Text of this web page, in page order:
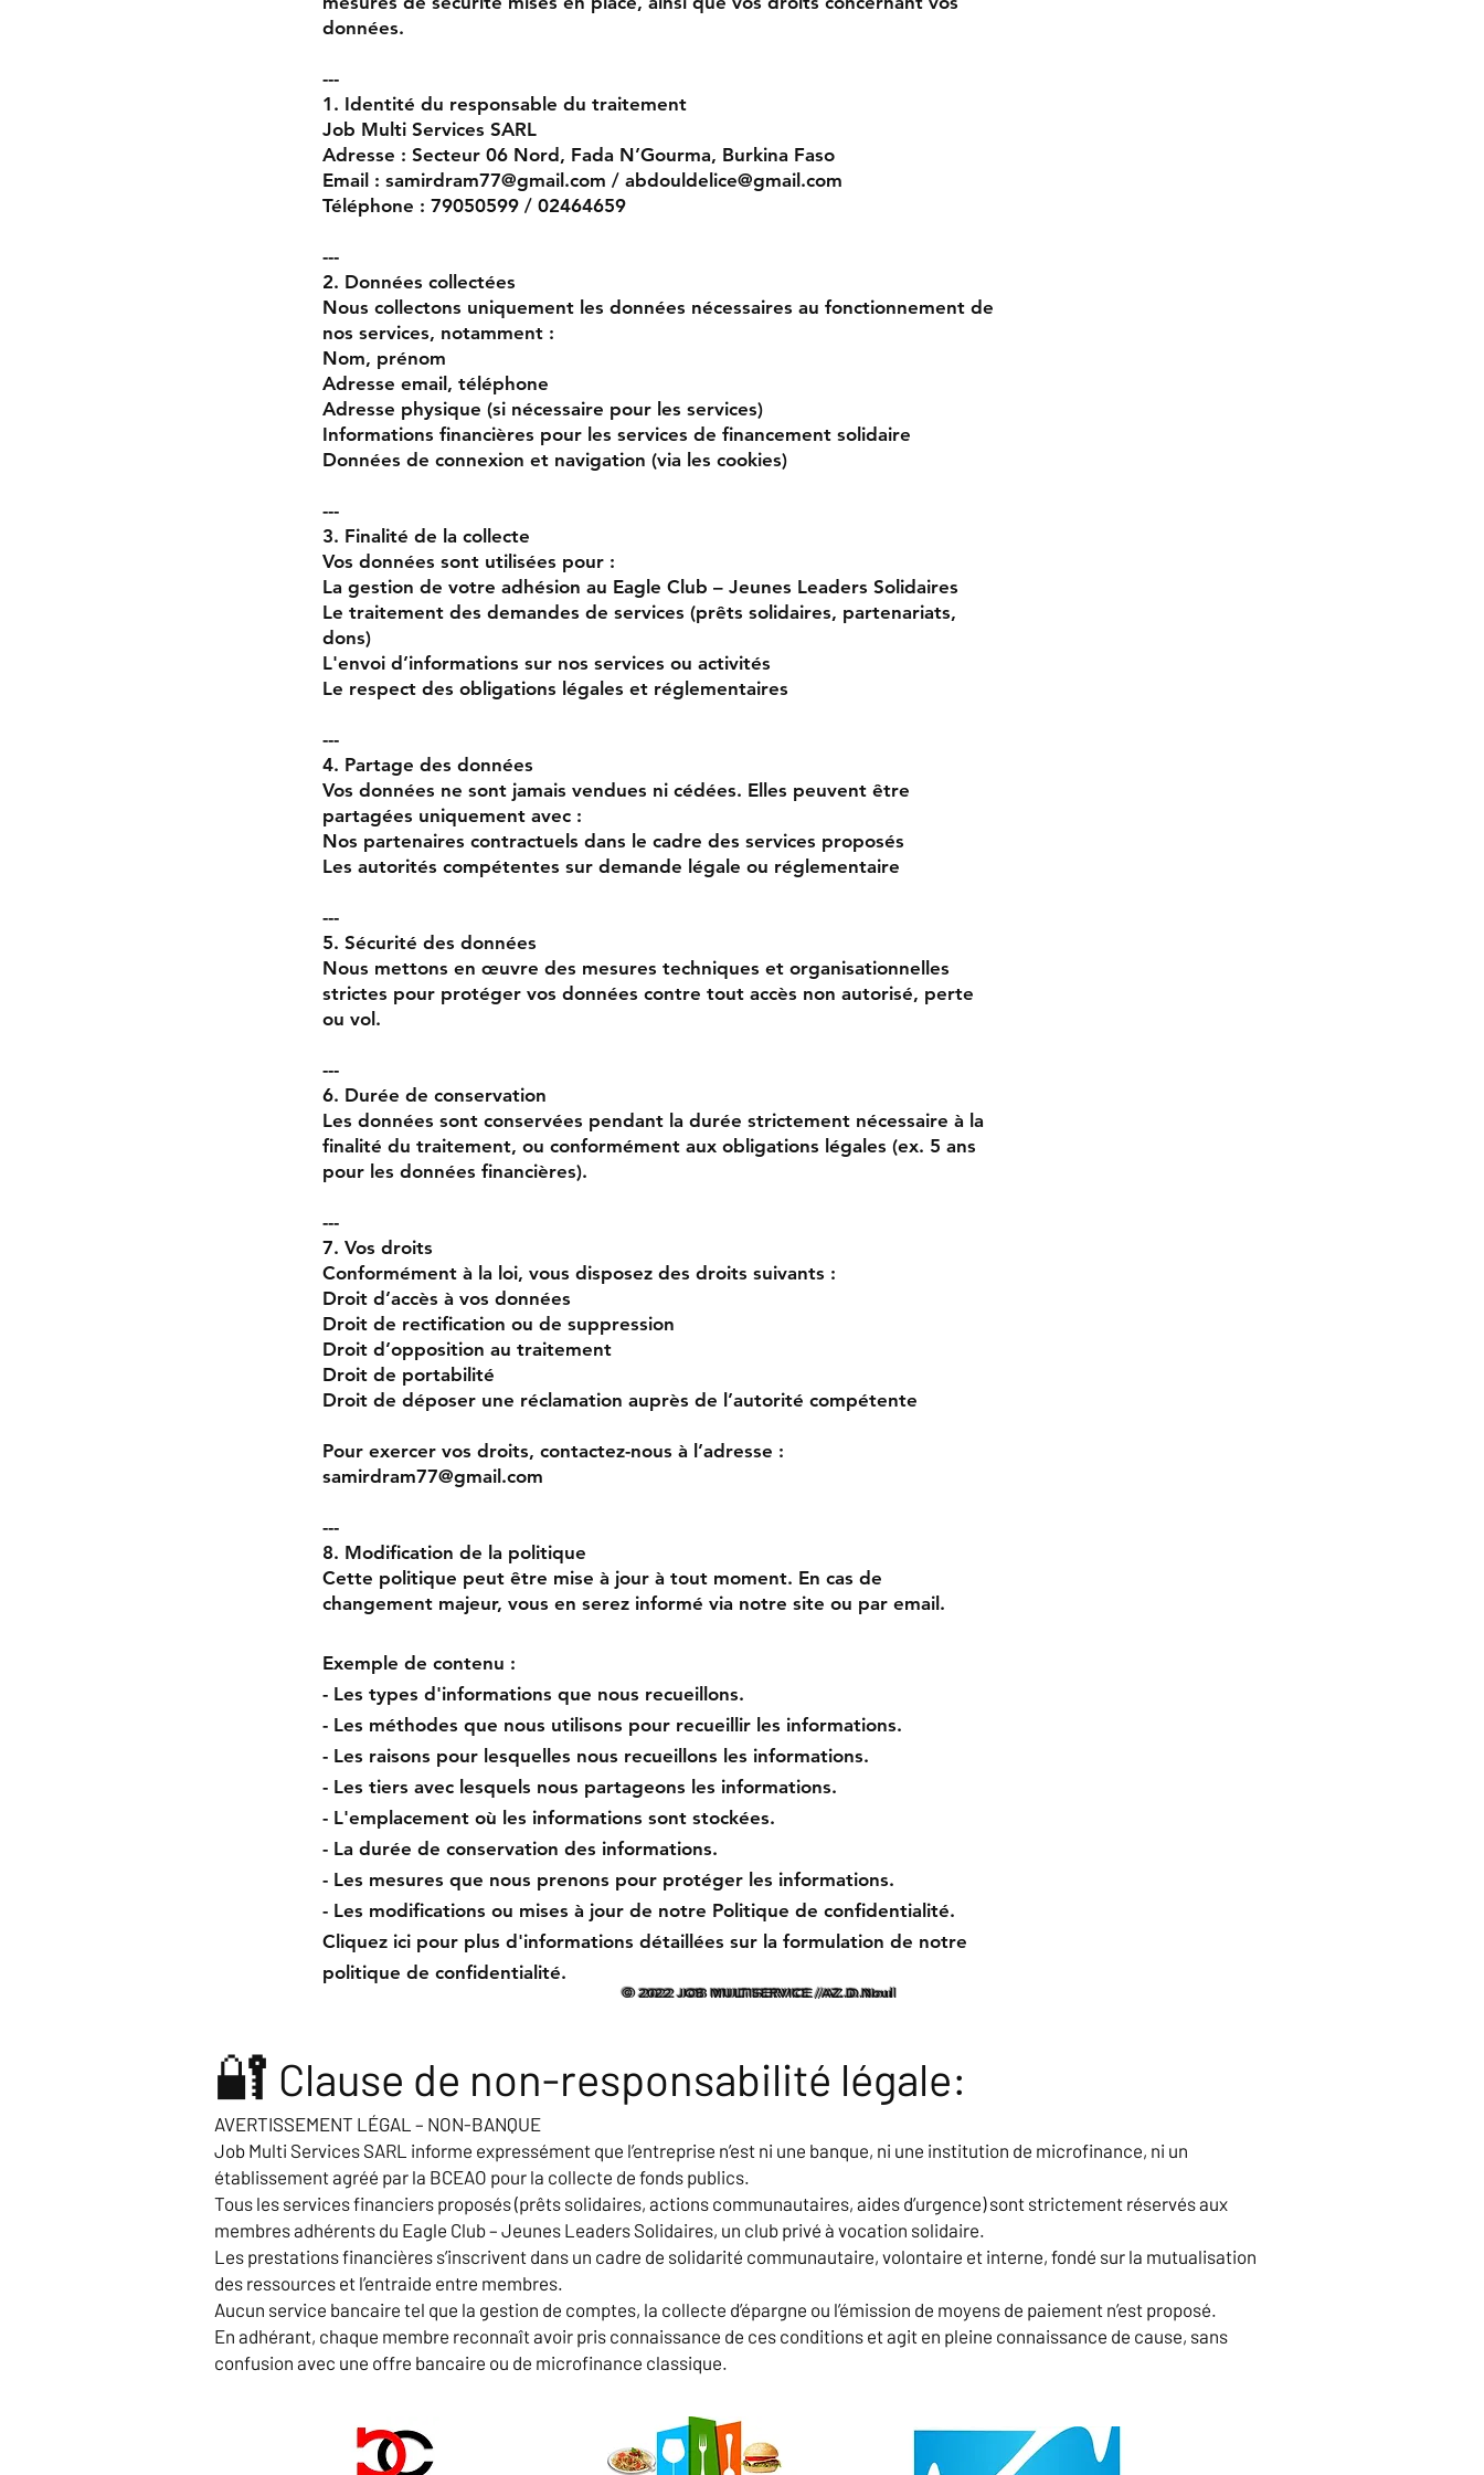
données.
---
1. Identité du responsable du traitement
Job Multi Services SARL
Adresse : Secteur 06 Nord, Fada N’Gourma, Burkina Faso
Email : samirdram77@gmail.com / abdouldelice@gmail.com
Téléphone : 79050599 / 02464659
---
2. Données collectées
Nous collectons uniquement les données nécessaires au fonctionnement de
nos services, notamment :
Nom, prénom
Adresse email, téléphone
Adresse physique (si nécessaire pour les services)
Informations financières pour les services de financement solidaire
Données de connexion et navigation (via les cookies)
---
3. Finalité de la collecte
Vos données sont utilisées pour :
La gestion de votre adhésion au Eagle Club – Jeunes Leaders Solidaires
Le traitement des demandes de services (prêts solidaires, partenariats,
dons)
L'envoi d’informations sur nos services ou activités
Le respect des obligations légales et réglementaires
---
4. Partage des données
Vos données ne sont jamais vendues ni cédées. Elles peuvent être
partagées uniquement avec :
Nos partenaires contractuels dans le cadre des services proposés
Les autorités compétentes sur demande légale ou réglementaire
---
5. Sécurité des données
Nous mettons en œuvre des mesures techniques et organisationnelles
strictes pour protéger vos données contre tout accès non autorisé, perte
ou vol.
---
6. Durée de conservation
Les données sont conservées pendant la durée strictement nécessaire à la
finalité du traitement, ou conformément aux obligations légales (ex. 5 ans
pour les données financières).
---
7. Vos droits
Conformément à la loi, vous disposez des droits suivants :
Droit d’accès à vos données
Droit de rectification ou de suppression
Droit d’opposition au traitement
Droit de portabilité
Droit de déposer une réclamation auprès de l’autorité compétente
Pour exercer vos droits, contactez-nous à l’adresse :
samirdram77@gmail.com
---
8. Modification de la politique
Cette politique peut être mise à jour à tout moment. En cas de
changement majeur, vous en serez informé via notre site ou par email.
Exemple de contenu :
- Les types d'informations que nous recueillons.
- Les méthodes que nous utilisons pour recueillir les informations.
- Les raisons pour lesquelles nous recueillons les informations.
- Les tiers avec lesquels nous partageons les informations.
- L'emplacement où les informations sont stockées.
- La durée de conservation des informations.
- Les mesures que nous prenons pour protéger les informations.
- Les modifications ou mises à jour de notre Politique de confidentialité.
Cliquez ici pour plus d'informations détaillées sur la formulation de notre
politique de confidentialité.
© 2022 JOB MULTISERVICE /AZ.D.Noul
© 2022 JOB MULTISERVICE /AZ.D.Noul
🔐 Clause de non-responsabilité légale:
AVERTISSEMENT LÉGAL – NON-BANQUE
Job Multi Services SARL informe expressément que l’entreprise n’est ni une banque, ni une institution de microfinance, ni un
établissement agréé par la BCEAO pour la collecte de fonds publics.
Tous les services financiers proposés (prêts solidaires, actions communautaires, aides d’urgence) sont strictement réservés aux
membres adhérents du Eagle Club – Jeunes Leaders Solidaires, un club privé à vocation solidaire.
Les prestations financières s’inscrivent dans un cadre de solidarité communautaire, volontaire et interne, fondé sur la mutualisation
des ressources et l’entraide entre membres.
Aucun service bancaire tel que la gestion de comptes, la collecte d’épargne ou l’émission de moyens de paiement n’est proposé.
En adhérant, chaque membre reconnaît avoir pris connaissance de ces conditions et agit en pleine connaissance de cause, sans
confusion avec une offre bancaire ou de microfinance classique.​